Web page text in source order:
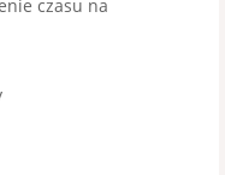
czasu na